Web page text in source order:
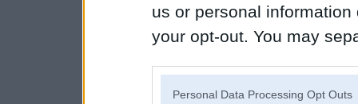
us or personal
your opt-out. You may
Personal Data Processing Opt Outs